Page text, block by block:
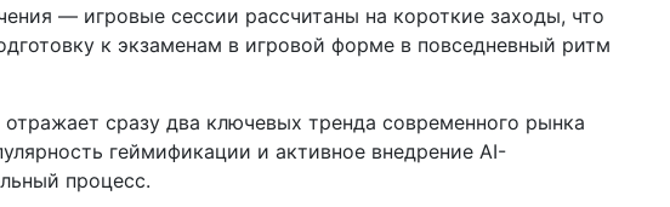
— игровые сессии рассчитаны на короткие заходы, что
к экзаменам в игровой форме в повседневный ритм
отражает сразу два ключевых тренда современного рынка
геймификации и активное внедрение AI-
процесс.